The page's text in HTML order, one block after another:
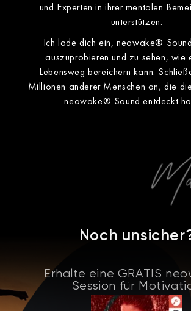
und Experten in ihrer mentalen
unterstützen.
Ich lade dich ein, neowake®
auszuprobieren und zu sehen, wie
Lebensweg bereichern kann.
Millionen anderer Menschen an, die
neowake® Sound entdeckt
Noch
Erhalte eine GRATIS
Session für